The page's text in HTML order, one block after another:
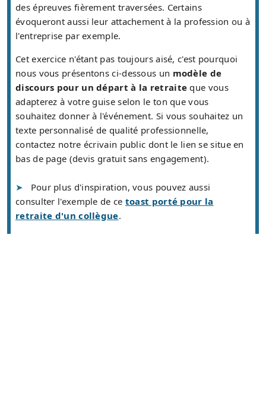
des épreuves fièrement traversées. Certains
évoqueront aussi leur attachement à la profession ou à
l'entreprise par exemple.
Cet exercice n'étant pas toujours aisé, c'est pourquoi
nous vous présentons ci-dessous un modèle de
discours pour un départ à la retraite que vous
adapterez à votre guise selon le ton que vous
souhaitez donner à l'événement. Si vous souhaitez un
texte personnalisé de qualité professionnelle,
contactez notre écrivain public dont le lien se situe en
bas de page (devis gratuit sans engagement).
Pour plus d'inspiration, vous pouvez aussi
consulter l'exemple de ce toast porté pour la
retraite d'un collègue.